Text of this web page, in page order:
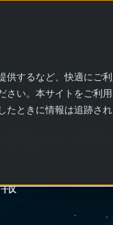
するなど、快適にご
さい。本サイトをご利
たときに情報は追跡さ